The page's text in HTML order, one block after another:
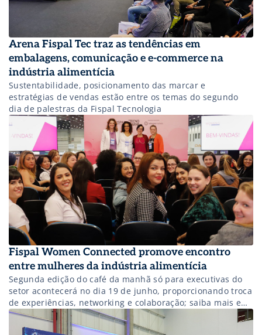
Arena Fispal Tec traz as tendências em
embalagens, comunicação e e-commerce na
indústria alimentícia
Sustentabilidade, posicionamento das marcar e
estratégias de vendas estão entre os temas do segundo
dia de palestras da Fispal Tecnologia
Fispal Women Connected promove encontro
entre mulheres da indústria alimentícia
Segunda edição do café da manhã só para executivas do
setor acontecerá no dia 19 de junho, proporcionando troca
de experiências, networking e colaboração; saiba mais e
participe!